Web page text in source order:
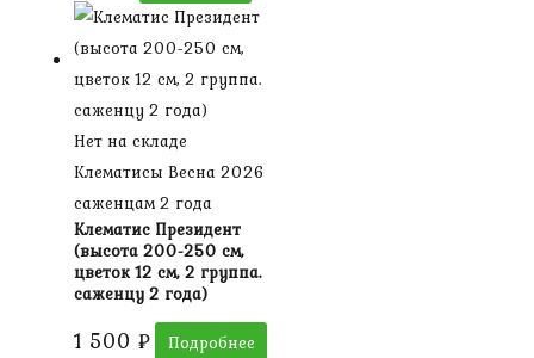
Нет на складе
Клематисы Весна 2026
саженцам 2 года
Клематис Президент
(высота 200-250 см,
цветок 12 см, 2 группа.
саженцу 2 года)
1 500 ₽ Подробнее